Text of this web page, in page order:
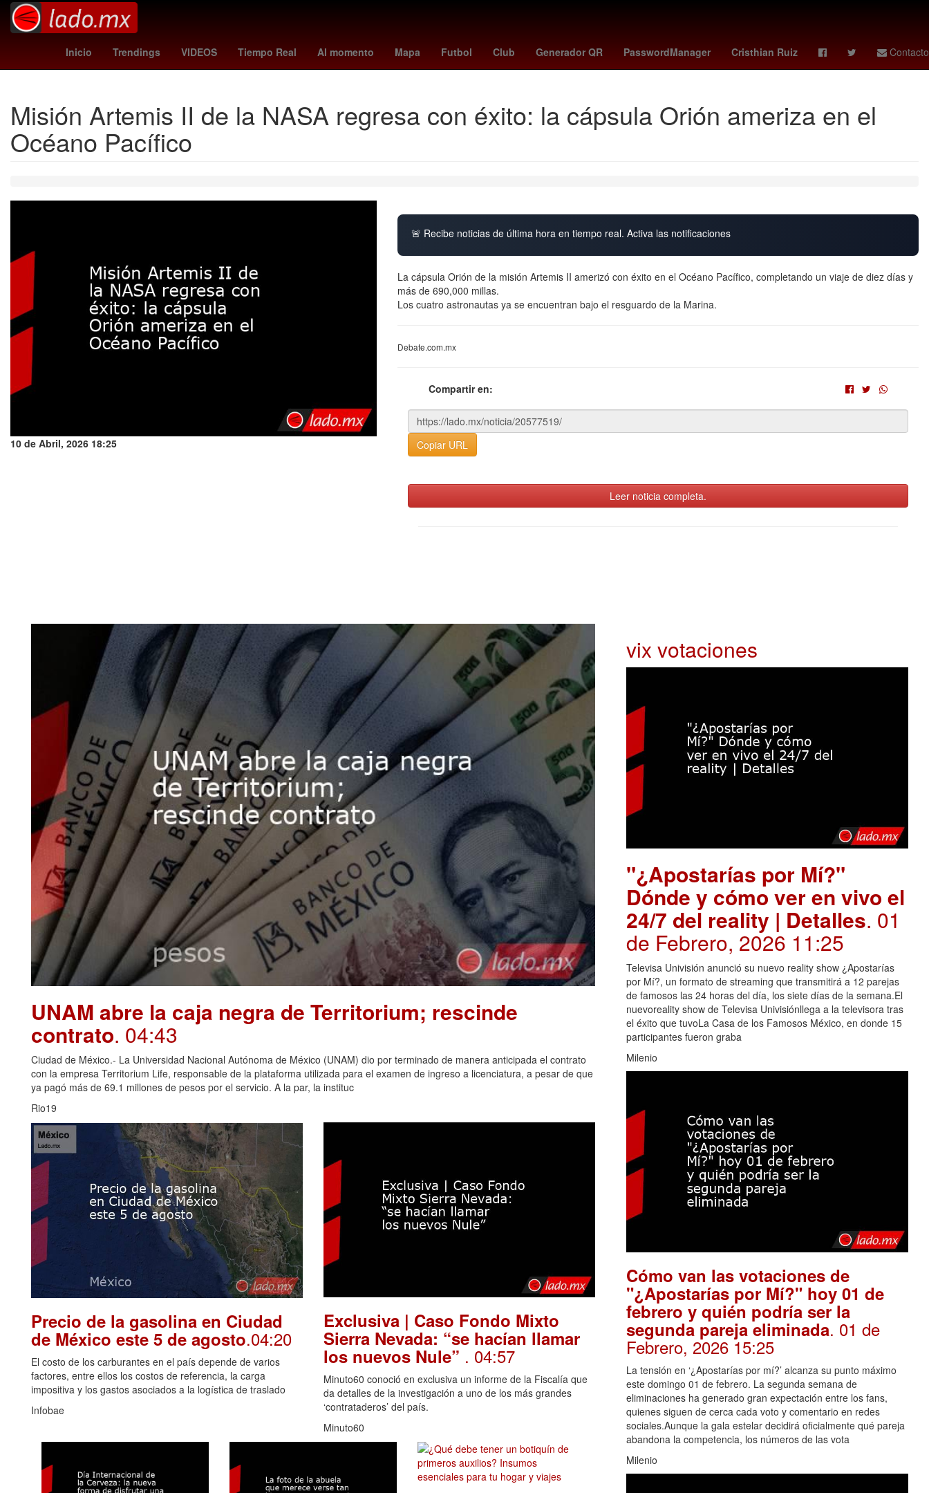
Inicio Trendings VIDEOS Tiempo Real Al momento Mapa Futbol Club Generador QR PasswordManager Cristhian Ruiz Contacto
Denuncia Empresa España Argentina China Senador Aguascalientes Gobierno 2024 27 de marzo
Misión Artemis II de la NASA regresa con éxito: la cápsula Orión ameriza en el
Océano Pacífico
10 de Abril, 2026 18:25
🚨 Recibe noticias de última hora en tiempo real. Activa las notificaciones
La cápsula Orión de la misión Artemis II amerizó con éxito en el Océano Pacífico, completando un viaje de diez días y
más de 690,000 millas.
Los cuatro astronautas ya se encuentran bajo el resguardo de la Marina.
Debate.com.mx
Compartir en:
Copiar URL
Leer noticia completa.
UNAM abre la caja negra de Territorium; rescinde
contrato. 04:43
Ciudad de México.- La Universidad Nacional Autónoma de México (UNAM) dio por terminado de manera anticipada el contrato
con la empresa Territorium Life, responsable de la plataforma utilizada para el examen de ingreso a licenciatura, a pesar de que
ya pagó más de 69.1 millones de pesos por el servicio. A la par, la instituc
Rio19
Precio de la gasolina en Ciudad
de México este 5 de agosto.04:20
El costo de los carburantes en el país depende de varios
factores, entre ellos los costos de referencia, la carga
impositiva y los gastos asociados a la logística de traslado
Infobae
Exclusiva | Caso Fondo Mixto
Sierra Nevada: “se hacían llamar
los nuevos Nule” . 04:57
Minuto60 conoció en exclusiva un informe de la Fiscalía que
da detalles de la investigación a uno de los más grandes
‘contrataderos’ del país.
Minuto60
vix votaciones
"¿Apostarías por Mí?"
Dónde y cómo ver en vivo el
24/7 del reality | Detalles. 01
de Febrero, 2026 11:25
Televisa Univisión anunció su nuevo reality show ¿Apostarías
por Mí?, un formato de streaming que transmitirá a 12 parejas
de famosos las 24 horas del día, los siete días de la semana.El
nuevoreality show de Televisa Univisiónllega a la televisora tras
el éxito que tuvoLa Casa de los Famosos México, en donde 15
participantes fueron graba
Milenio
Cómo van las votaciones de
"¿Apostarías por Mí?" hoy 01 de
febrero y quién podría ser la
segunda pareja eliminada. 01 de
Febrero, 2026 15:25
La tensión en ‘¿Apostarías por mí?’ alcanza su punto máximo
este domingo 01 de febrero. La segunda semana de
eliminaciones ha generado gran expectación entre los fans,
quienes siguen de cerca cada voto y comentario en redes
sociales.Aunque la gala estelar decidirá oficialmente qué pareja
abandona la competencia, los números de las vota
Milenio